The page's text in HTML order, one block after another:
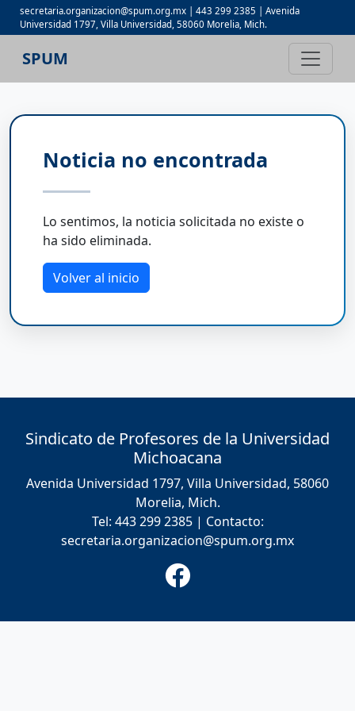
secretaria.organizacion@spum.org.mx | 443 299 2385 | Avenida
Universidad 1797, Villa Universidad, 58060 Morelia, Mich.
SPUM
Noticia no encontrada
Lo sentimos, la noticia solicitada no existe o
ha sido eliminada.
Volver al inicio
Sindicato de Profesores de la Universidad
Michoacana
Avenida Universidad 1797, Villa Universidad, 58060
Morelia, Mich.
Tel: 443 299 2385 | Contacto:
secretaria.organizacion@spum.org.mx